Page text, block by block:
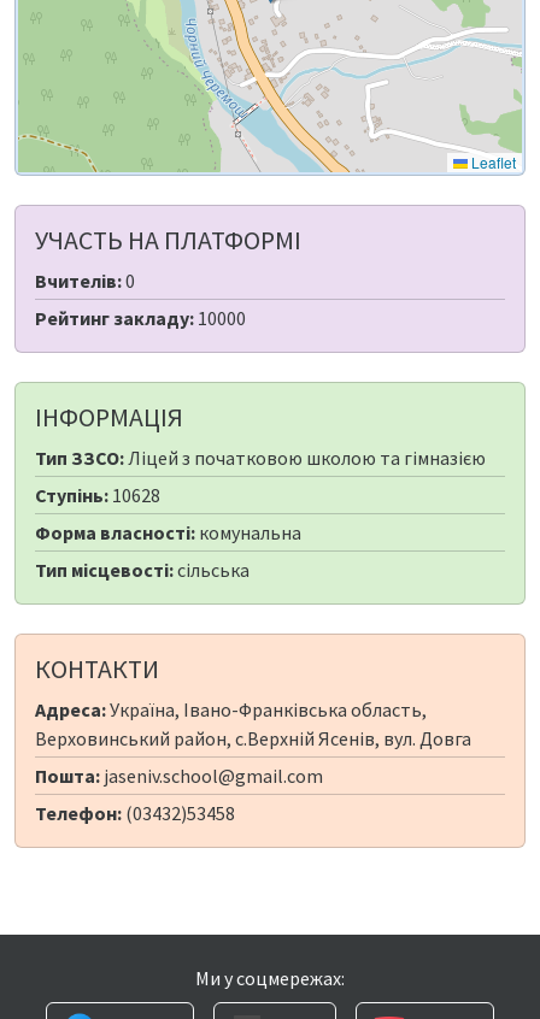
Leaflet
УЧАСТЬ НА ПЛАТФОРМІ
Вчителів:0
Рейтинг закладу: 10000
ІНФОРМАЦІЯ
Тип ЗЗСО:Ліцей з початковою школою та гімназією
Ступінь: 10628
Форма власності: комунальна
Тип місцевості:сільська
КОНТАКТИ
Адреса:Україна, Івано-Франківська область,
Верховинський район, с.Верхній Ясенів, вул. Довга
Пошта: jaseniv.school@gmail.com
Телефон: (03432)53458
Ми у соцмережах: